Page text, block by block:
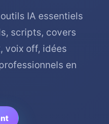
IA essentiels
scripts, covers
voix off, idées
en